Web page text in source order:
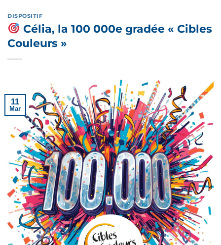
DISPOSITIF
Célia, la 100 000e gradée « Cibles
Couleurs »
11
Mar